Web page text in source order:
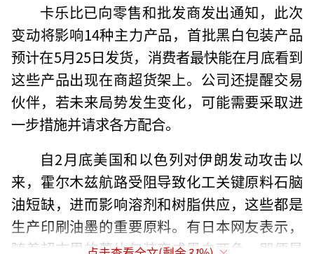
卡乐比已向零售和批发商发出通知，此次
变动将影响14种主力产品，首批黑白包装产品
预计在5月25日发货，消费者最快能在月底看到
这些产品出现在商超货架上。公司还提醒交易
伙伴，若未来局势发生变化，可能需要采取进
一步措施并请求各方配合。
自2月底美国和以色列对伊朗发动攻击以
来，霍尔木兹航路受阻导致化工关键原料石脑
油短缺，进而影响溶剂和树脂供应，这些都是
生产印刷油墨的重要原料。有日本网友表示，
随着超市里的薯片包装变成黑白两色，即便是